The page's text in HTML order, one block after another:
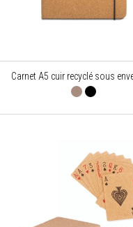
Carnet A5 cuir recyclé sous